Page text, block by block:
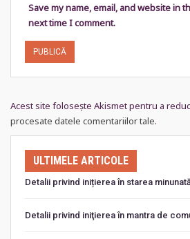
Save my name, email, and website in
next time I comment.
Acest site folosește Akismet pentru a
procesate datele comentariilor tale.
ULTIMELE ARTICOLE
Detalii privind inițierea în starea
Detalii privind iniţierea în mantra de